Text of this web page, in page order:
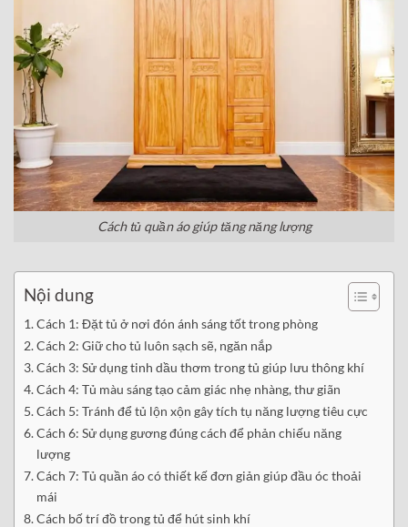
Cách tủ quần áo giúp tăng năng lượng
Nội dung
Cách 1: Đặt tủ ở nơi đón ánh sáng tốt trong phòng
Cách 2: Giữ cho tủ luôn sạch sẽ, ngăn nắp
Cách 3: Sử dụng tinh dầu thơm trong tủ giúp lưu thông khí
Cách 4: Tủ màu sáng tạo cảm giác nhẹ nhàng, thư giãn
Cách 5: Tránh để tủ lộn xộn gây tích tụ năng lượng tiêu cực
Cách 6: Sử dụng gương đúng cách để phản chiếu năng
lượng
Cách 7: Tủ quần áo có thiết kế đơn giản giúp đầu óc thoải
mái
Cách bố trí đồ trong tủ để hút sinh khí